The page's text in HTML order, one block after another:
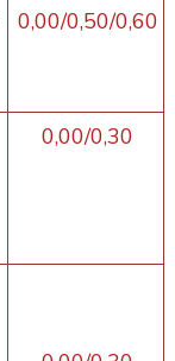
0,00/0,50/0,60
0,00/0,30